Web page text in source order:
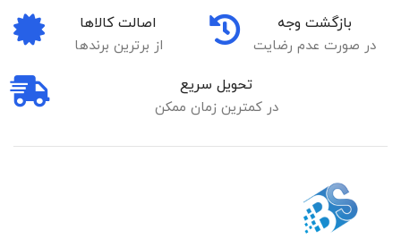
بازگشت وجه
در صورت عدم رضایت
اصالت کالاها
از برترین برندها
تحویل سریع
در کمترین زمان ممکن